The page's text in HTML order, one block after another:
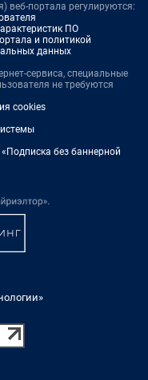
веб-портала регулируются:
ПО
и политикой
данных
сервиса, специальные
не требуются
cookies
без баннерной